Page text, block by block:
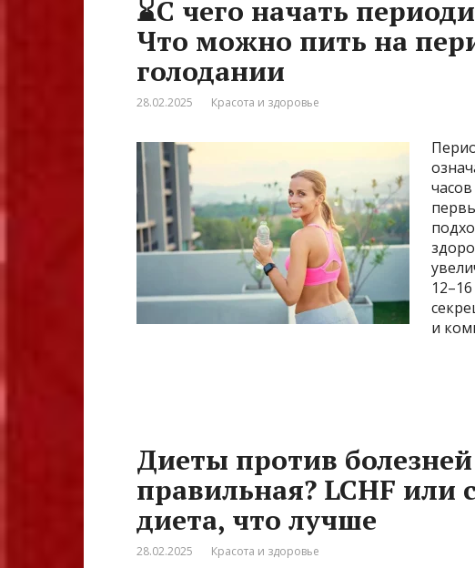
⌛С чего начать
Что можно пить на
голодании
28.02.2025 Красота и здоровье
и
Диеты против
правильная? LCHF или
диета, что лучше
28.02.2025 Красота и здоровье